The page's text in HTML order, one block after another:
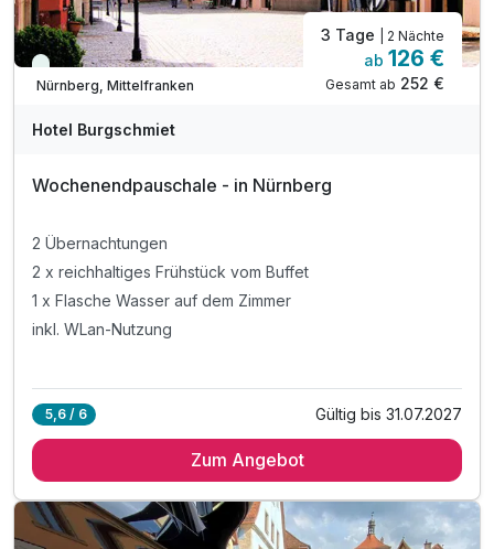
Viele Termine frei
Nürnberg, Mittelfranken
3 Tage | 2 Nächte
ab 126 €
Gesamt ab 252 €
Hotel Burgschmiet
Wochenendpauschale - in Nürnberg
2 Übernachtungen
2 x reichhaltiges Frühstück vom Buffet
1 x Flasche Wasser auf dem Zimmer
inkl. WLan-Nutzung
5,6 / 6 Gültig bis 31.07.2027
Zum Angebot